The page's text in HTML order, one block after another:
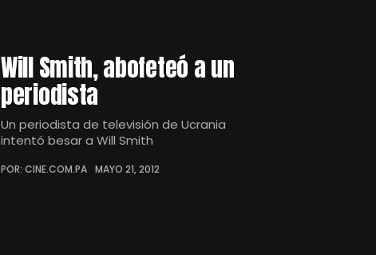
Will Smith, abofeteó a un
periodista
Un periodista de televisión de Ucrania
intentó besar a Will Smith
POR: CINE.COM.PA MAYO 21, 2012